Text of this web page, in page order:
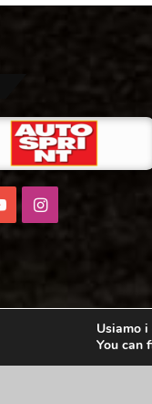
You Instagram
Usiamo
You can